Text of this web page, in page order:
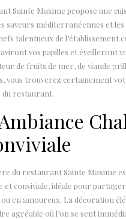
Sainte Maxime propose une
saveurs méditerranéennes et
talentueux de l’établissement
vos papilles et éveilleront
de fruits de mer, de viande
vous trouverez certainement
du restaurant.
du restaurant Sainte Maxime
et conviviale, idéale pour
en amoureux. La décoration
agréable où l’on se sent